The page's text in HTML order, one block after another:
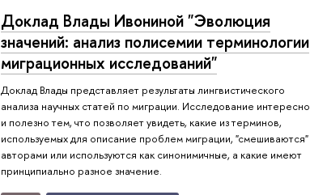
Доклад Влады Ивониной "Эволюция
значений: анализ полисемии терминологии
миграционных исследований"
Доклад Влады представляет результаты лингвистического
анализа научных статей по миграции. Исследование интересно
и полезно тем, что позволяет увидеть, какие из терминов,
используемых для описание проблем миграции, "смешиваются"
авторами или используются как синонимичные, а какие имеют
принципиально разное значение.